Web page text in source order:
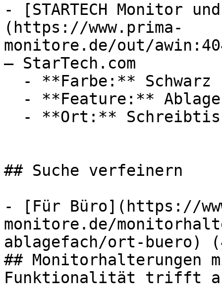
- [STARTECH Monitor
(https://www.prima-
monitore.de/out/
— StarTech.com
## Suche verfeinern
- [Für Büro](https://
monitore.de/
ablagefach/ort-buero)
## Monitorhalterungen
Funktionalität trifft